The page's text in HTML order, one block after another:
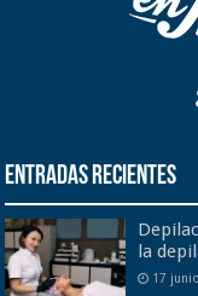
Entradas recientes
la
17